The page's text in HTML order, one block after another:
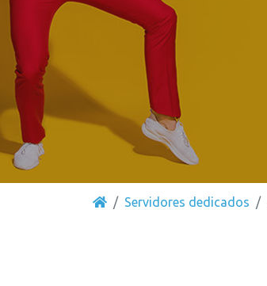
Servidores dedicados